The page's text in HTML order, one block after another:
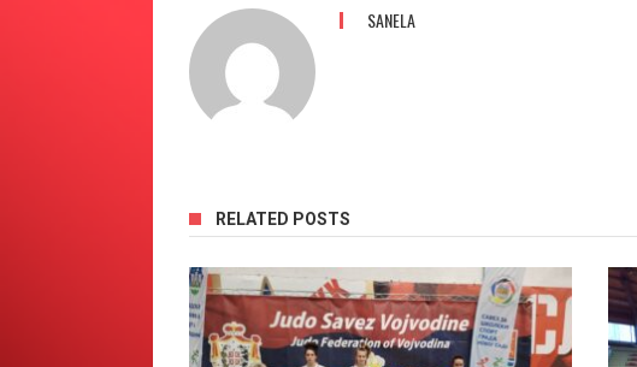
SANELA
RELATED POSTS